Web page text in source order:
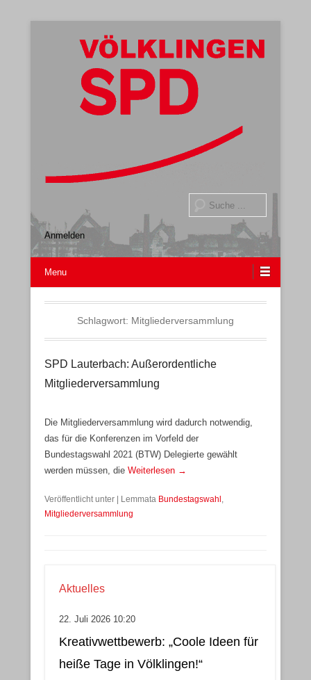
Anmelden
Menu
Schlagwort: Mitgliederversammlung
SPD Lauterbach: Außerordentliche
Mitgliederversammlung
Die Mitgliederversammlung wird dadurch notwendig,
das für die Konferenzen im Vorfeld der
Bundestagswahl 2021 (BTW) Delegierte gewählt
werden müssen, die Weiterlesen →
Veröffentlicht unter Lemmata Bundestagswahl ,
Mitgliederversammlung
Aktuelles
22. Juli 2026 10:20
Kreativwettbewerb: „Coole Ideen für
heiße Tage in Völklingen!“